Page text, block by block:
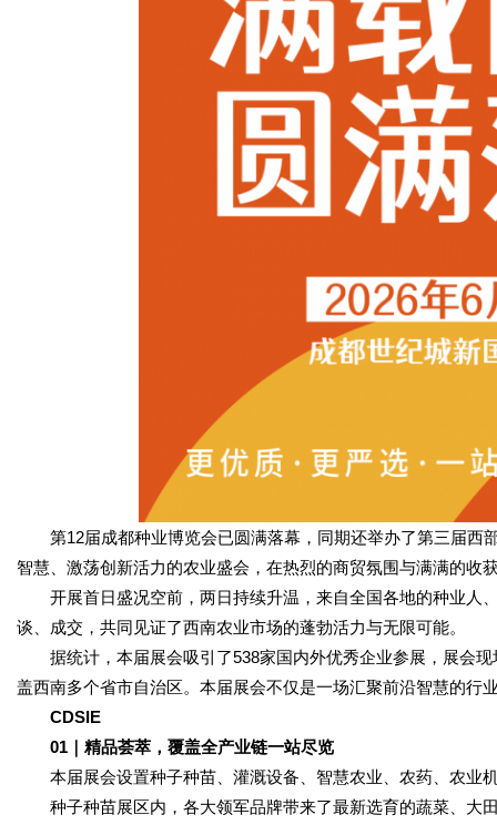
第12届成都种业博览会已圆满落幕，同期还举办了第三届西
智慧、激荡创新活力的农业盛会，在热烈的商贸氛围与满满的收
开展首日盛况空前，两日持续升温，来自全国各地的种业人
谈、成交，共同见证了西南农业市场的蓬勃活力与无限可能。
据统计，本届展会吸引了538家国内外优秀企业参展，展会现
盖西南多个省市自治区。本届展会不仅是一场汇聚前沿智慧的行
CDSIE
01｜精品荟萃，覆盖全产业链一站尽览
本届展会设置种子种苗、灌溉设备、智慧农业、农药、农业
种子种苗展区内，各大领军品牌带来了最新选育的蔬菜、大